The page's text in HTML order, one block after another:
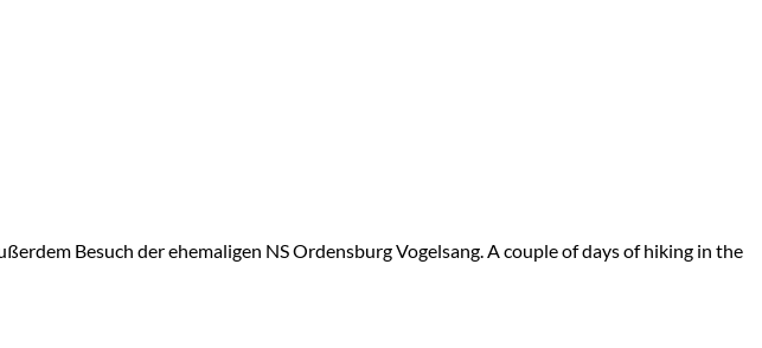
Besuch der ehemaligen NS Ordensburg Vogelsang. A couple of days of hiking in the